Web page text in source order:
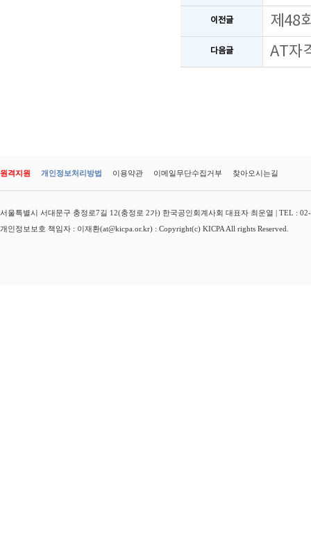
이전글 제48
다음글 AT자
원격지원 개인정보처리방법 이용약관 이메일무단수집거부 찾아오시는길
서울특별시 서대문구 충정로7길 12(충정로 2가) 한국공인회계사회 대표자 최운열 | TEL :
개인정보보호 책임자 : 이재환(at@kicpa.or.kr) : Copyright(c) KICPA All rights Reserved.